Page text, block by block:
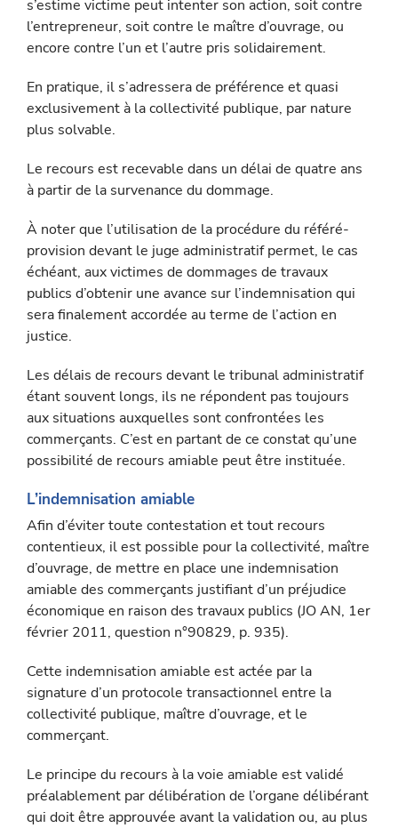
s’estime victime peut intenter son action, soit contre
l’entrepreneur, soit contre le maître d’ouvrage, ou
encore contre l’un et l’autre pris solidairement.
En pratique, il s’adressera de préférence et quasi
exclusivement à la collectivité publique, par nature
plus solvable.
Le recours est recevable dans un délai de quatre ans
à partir de la survenance du dommage.
À noter que l’utilisation de la procédure du référé-
provision devant le juge administratif permet, le cas
échéant, aux victimes de dom­mages de travaux
publics d’obtenir une avance sur l’indemnisation qui
sera finalement accordée au terme de l’action en
justice.
Les délais de recours devant le tribunal administratif
étant souvent longs, ils ne répondent pas toujours
aux situations auxquelles sont confrontées les
commerçants. C’est en partant de ce constat qu’une
possibilité de recours amiable peut être instituée.
L’indemnisation amiable
Afin d’éviter toute contestation et tout recours
contentieux, il est possible pour la collectivité, maître
d’ouvrage, de mettre en place une indemnisation
amiable des commerçants justifiant d’un préju­dice
économique en raison des travaux publics (JO AN, 1er
février 2011, question n°90829, p. 935).
Cette indemnisation amiable est actée par la
signature d’un proto­cole transactionnel entre la
collectivité publique, maître d’ouvrage, et le
commerçant.
Le principe du recours à la voie amiable est validé
préalablement par délibération de l’organe délibérant
qui doit être approuvée avant la validation ou, au plus